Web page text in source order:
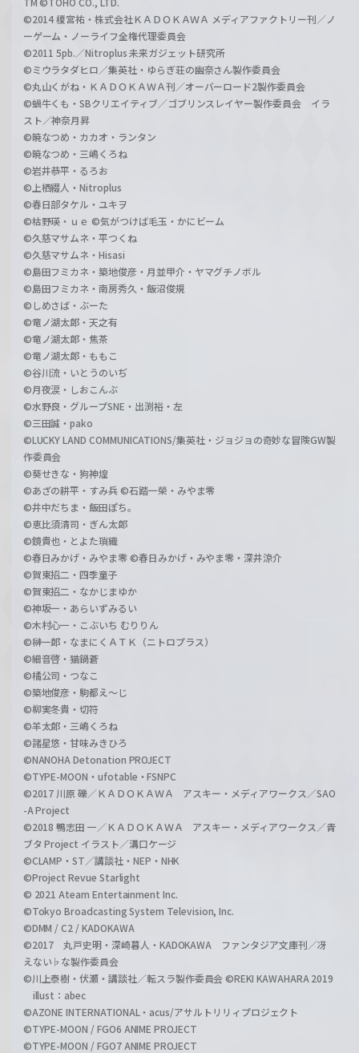
©2014 榎宮祐・株式会社ＫＡＤＯＫＡＷＡ メディアファクトリー刊／ノ
ーゲーム・ノーライフ全権代理委員会
©2011 5pb.／Nitroplus 未来ガジェット研究所
©ミウラタダヒロ／集英社・ゆらぎ荘の幽奈さん製作委員会
©丸山くがね・ＫＡＤＯＫＡＷＡ刊／オーバーロード2製作委員会
©蝸牛くも・SBクリエイティブ／ゴブリンスレイヤー製作委員会 イラ
スト／神奈月昇
©暁なつめ・カカオ・ランタン
©暁なつめ・三嶋くろね
©岩井恭平・るろお
©上栖綴人・Nitroplus
©春日部タケル・ユキヲ
©枯野瑛・ｕｅ ©気がつけば毛玉・かにビーム
©久慈マサムネ・平つくね
©久慈マサムネ・Hisasi
©島田フミカネ・築地俊彦・月並甲介・ヤマグチノボル
©島田フミカネ・南房秀久・飯沼俊規
©しめさば・ぶーた
©竜ノ湖太郎・天之有
©竜ノ湖太郎・焦茶
©竜ノ湖太郎・ももこ
©谷川流・いとうのいぢ
©月夜涙・しおこんぶ
©水野良・グループSNE・出渕裕・左
©三田誠・pako
©LUCKY LAND COMMUNICATIONS/集英社・ジョジョの奇妙な冒険GW製
作委員会
©葵せきな・狗神煌
©あざの耕平・すみ兵 ©石踏一榮・みやま零
©井中だちま・飯田ぽち。
©恵比須清司・ぎん太郎
©鏡貴也・とよた瑣織
©春日みかげ・みやま零 ©春日みかげ・みやま零・深井涼介
©賀東招二・四季童子
©賀東招二・なかじまゆか
©神坂一・あらいずみるい
©木村心一・こぶいち むりりん
©榊一郎・なまにくＡＴＫ（ニトロプラス）
©細音啓・猫鍋蒼
©橘公司・つなこ
©築地俊彦・駒都え～じ
©柳実冬貴・切符
©羊太郎・三嶋くろね
©諸星悠・甘味みきひろ
©NANOHA Detonation PROJECT
©TYPE-MOON・ufotable・FSNPC
©2017 川原 礫／ＫＡＤＯＫＡＷＡ アスキー・メディアワークス／SAO
-A Project
©2018 鴨志田 一／ＫＡＤＯＫＡＷＡ アスキー・メディアワークス／青
ブタ Project イラスト／溝口ケージ
©CLAMP・ST／講談社・NEP・NHK
©Project Revue Starlight
© 2021 Ateam Entertainment Inc.
©Tokyo Broadcasting System Television, Inc.
©DMM / C2 / KADOKAWA
©2017 丸戸史明・深崎暮人・KADOKAWA ファンタジア文庫刊／冴
えない♭な製作委員会
©川上泰樹・伏瀬・講談社／転スラ製作委員会 ©REKI KAWAHARA 2019
illust：abec
©AZONE INTERNATIONAL・acus/アサルトリリィプロジェクト
©TYPE-MOON / FGO6 ANIME PROJECT
©TYPE-MOON / FGO7 ANIME PROJECT